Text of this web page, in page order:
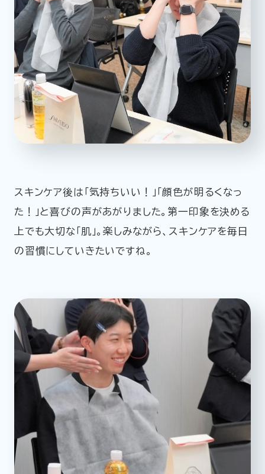
スキンケア後は「気持ちいい！」「顔色が明るくなっ
た！」と喜びの声があがりました。第一印象を決める
上でも大切な「肌」。楽しみながら、スキンケアを毎日
の習慣にしていきたいですね。